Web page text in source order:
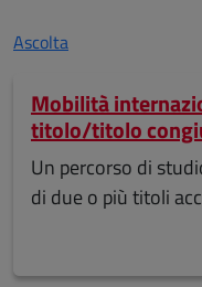
Ascolta
Mobilità
titolo/titolo
Un percorso di
di due o più titoli